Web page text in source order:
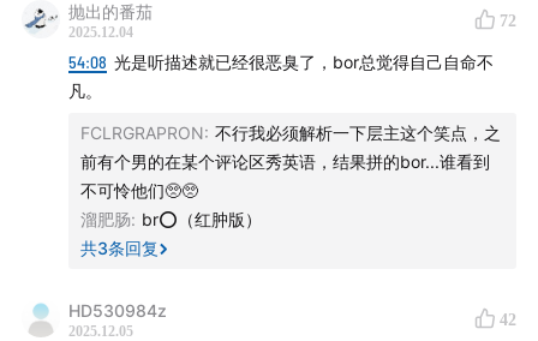
话题二：为什么是缅甸？灰产为什么在缅甸扎根并发展？
01:28:01历史原因：二十世纪，西方殖民史+冷战前线+本
地土司制度，导致缅甸没有历史机遇进行现代化发展，它
一直深陷无休无止的内战之中
01:48:50地缘政治：东亚-南亚-东南亚的 “十字路口”；印
度洋东海岸的 “战略出海口”，是大国博弈的焦点
拜，形成“军政商”的权力三角
抛出的番茄
2025.12.04
72
54:08 光是听描述就已经很恶臭了，bor总觉得自己自命不
凡。
FCLRGRAPRON: 不行我必须解析一下层主这个笑点，之
前有个男的在某个评论区秀英语，结果拼的bor...谁看到
不可怜他们🥺🥺
溜肥肠: br⭕（红肿版）
共3条回复
HD530984z
2025.12.05
42